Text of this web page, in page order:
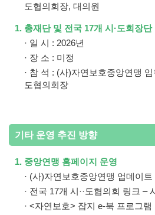
도협의회장, 대의원
1. 총재단 및 전국 17개 시·도회장단
· 일 시 : 2026년
· 장 소 : 미정
· 참 석 : (사)자연보호중앙연맹
도협의회장
기타 운영 추진 방향
1. 중앙연맹 홈페이지 운영
· (사)자연보호중앙연맹 업데이트
· 전국 17개 시··도협의회 링크 –
· <자연보호> 잡지 e-북 프로그램